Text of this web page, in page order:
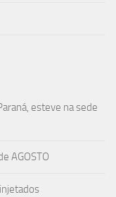
esteve na sede
AGOSTO